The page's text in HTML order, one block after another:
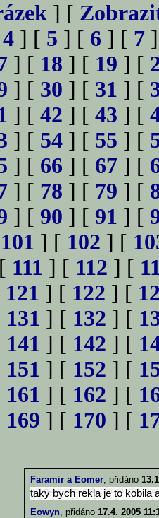
] [
4 ] [ 5 ] [ 6 ] [ 7
] [ 18 ] [ 19 ] [
] [ 30 ] [ 31 ] [
] [ 42 ] [ 43 ] [
] [ 54 ] [ 55 ] [
] [ 66 ] [ 67 ] [
] [ 78 ] [ 79 ] [
] [ 90 ] [ 91 ] [
101 ] [ 102 ] [
111 ] [ 112 ] [
121 ] [ 122 ] [
131 ] [ 132 ] [
141 ] [ 142 ] [
151 ] [ 152 ] [
161 ] [ 162 ] [
169 ] [ 170 ] [
Faramir a Eomer, přidáno
taky bych rekla je to kobila
Eowyn, přidáno 17.4. 2005